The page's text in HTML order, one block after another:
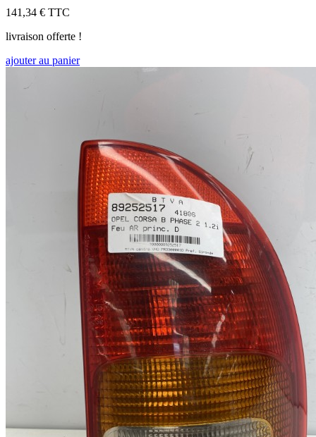
141,34 € TTC
livraison offerte !
ajouter au panier